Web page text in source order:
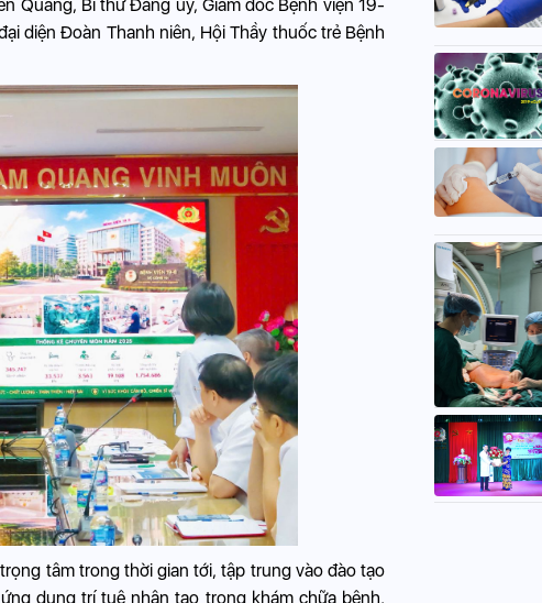
Quang, Bí thư Đảng ủy, Giám đốc Bệnh viện 19-
diện Đoàn Thanh niên, Hội Thầy thuốc trẻ Bệnh
tâm trong thời gian tới, tập trung vào đào tạo
dụng trí tuệ nhân tạo trong khám chữa bệnh,